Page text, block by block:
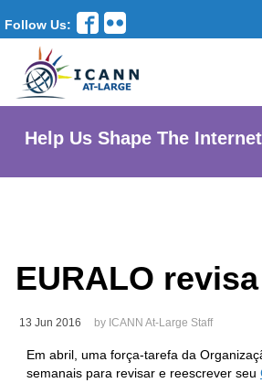
Follow Us:
Help Us Shape The
EURALO
13 Jun 2016 by ICANN At-Large Staff
Em abril, uma força-tarefa da
semanais para revisar e reescrever seu